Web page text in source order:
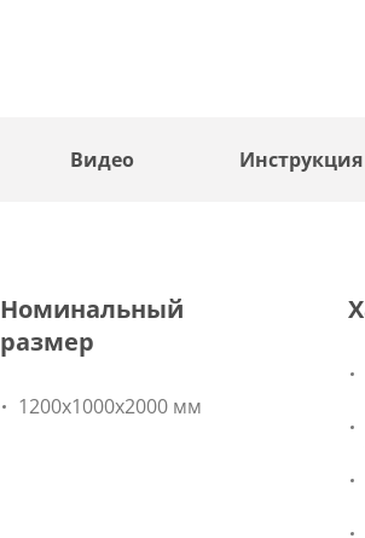
Видео Инструкция
Номинальный
размер
1200x1000x2000 мм